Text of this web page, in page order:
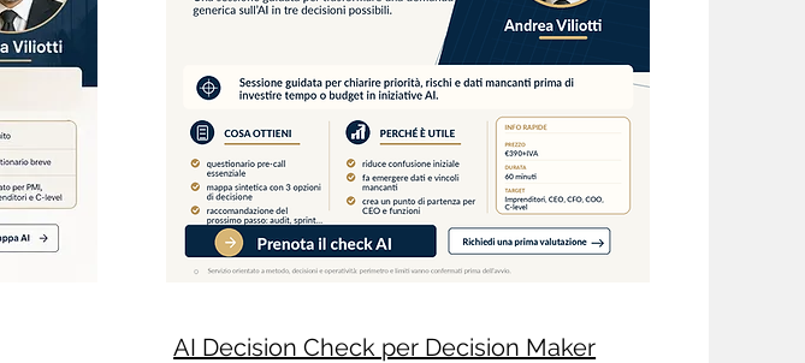
AI Decision Check per Decision Maker